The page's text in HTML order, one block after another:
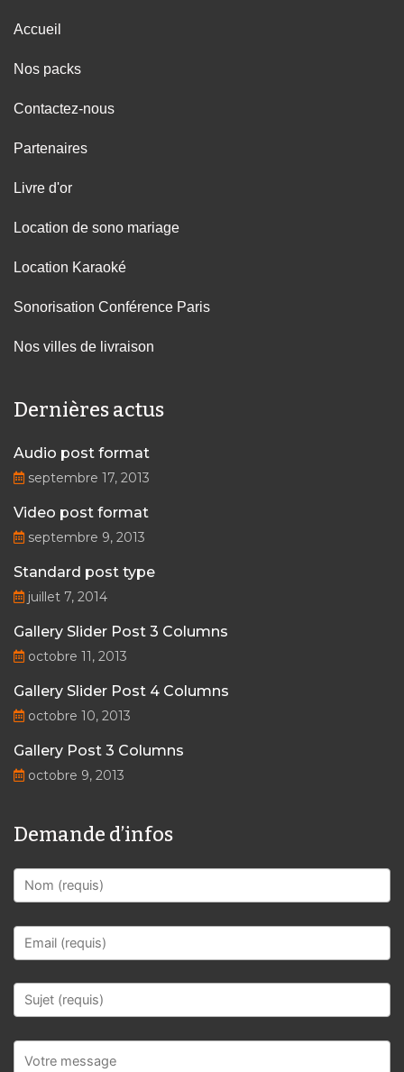
Accueil
Nos packs
Contactez-nous
Partenaires
Livre d'or
Location de sono mariage
Location Karaoké
Sonorisation Conférence Paris
Nos villes de livraison
Dernières actus
Audio post format
septembre 17, 2013
Video post format
septembre 9, 2013
Standard post type
juillet 7, 2014
Gallery Slider Post 3 Columns
octobre 11, 2013
Gallery Slider Post 4 Columns
octobre 10, 2013
Gallery Post 3 Columns
octobre 9, 2013
Demande d’infos